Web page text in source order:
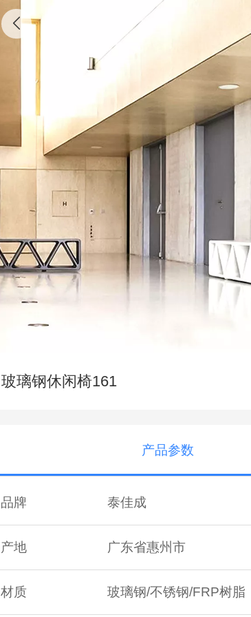
玻璃钢休闲椅161
产品参数
品牌 泰佳成
产地 广东省惠州市
材质 玻璃钢/不锈钢/FRP树脂